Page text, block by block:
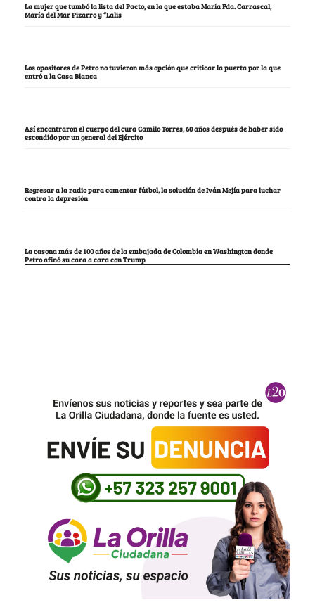
La mujer que tumbó la lista del Pacto, en la que estaba María Fda. Carrascal,
María del Mar Pizarro y “Lalis
Los opositores de Petro no tuvieron más opción que criticar la puerta por la que
entró a la Casa Blanca
Así encontraron el cuerpo del cura Camilo Torres, 60 años después de haber sido
escondido por un general del Ejército
Regresar a la radio para comentar fútbol, la solución de Iván Mejía para luchar
contra la depresión
La casona más de 100 años de la embajada de Colombia en Washington donde
Petro afinó su cara a cara con Trump